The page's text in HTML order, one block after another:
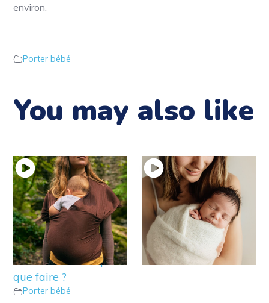
environ.
Porter bébé
You may also like
13 – Mon bébé se
raidit lorsque je
l’installe en écharpe …
que faire ?
Porter bébé
12 – Porter face au
monde. Qu’en pensez ?
Porter bébé